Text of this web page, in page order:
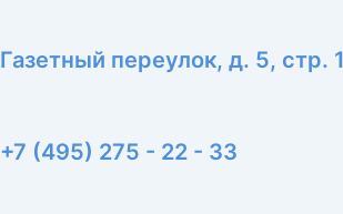
Газетный переулок, д. 5, стр. 1
+7 (495) 275 - 22 - 33